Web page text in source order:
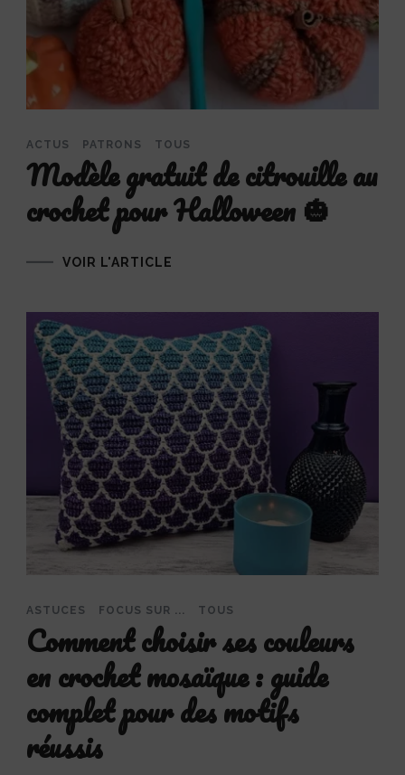
ACTUS PATRONS TOUS
Modèle gratuit de citrouille au
crochet pour Halloween 🎃
VOIR L'ARTICLE
ASTUCES FOCUS SUR ... TOUS
Comment choisir ses couleurs
en crochet mosaïque : guide
complet pour des motifs
réussis